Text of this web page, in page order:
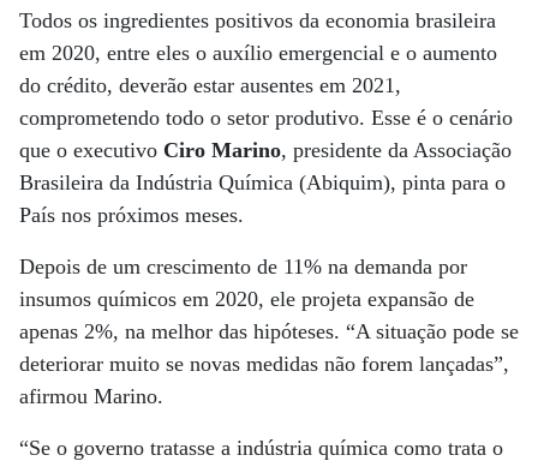
Todos os ingredientes positivos da economia brasileira
em 2020, entre eles o auxílio emergencial e o aumento
do crédito, deverão estar ausentes em 2021,
comprometendo todo o setor produtivo. Esse é o cenário
que o executivo Ciro Marino, presidente da Associação
Brasileira da Indústria Química (Abiquim), pinta para o
País nos próximos meses.
Depois de um crescimento de 11% na demanda por
insumos químicos em 2020, ele projeta expansão de
apenas 2%, na melhor das hipóteses. “A situação pode se
deteriorar muito se novas medidas não forem lançadas”,
afirmou Marino.
“Se o governo tratasse a indústria química como trata o